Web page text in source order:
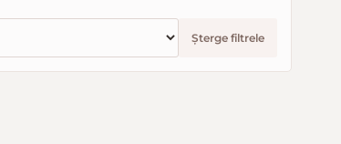
Șterge filtrele